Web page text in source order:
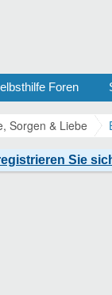
Foren
Sorgen & Liebe